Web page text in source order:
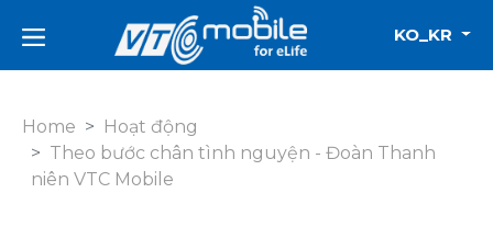
KO_KR
Home
Hoạt động
Theo bước chân tình nguyện - Đoàn Thanh
niên VTC Mobile